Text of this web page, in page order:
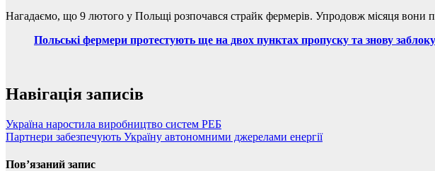
Нагадаємо, що 9 лютого у Польщі розпочався страйк фермерів. Упродовж місяця вони
Польські фермери протестують ще на двох пунктах пропуску та знову
Навігація записів
Україна наростила виробництво систем РЕБ
Партнери забезпечують Україну автономними джерелами енергії
Пов’язаний запис